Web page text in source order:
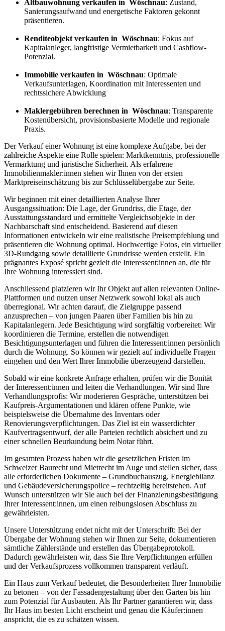
Altbauwohnung verkaufen in Wöschnau: Zustand,
Sanierungsaufwand und energetische Faktoren gekonnt
präsentieren.
Renditeobjekt verkaufen in Wöschnau: Fokus auf
Kapitalanleger, langfristige Vermietbarkeit und Cashflow-
Potenzial.
Immobilie verkaufen in Wöschnau: Optimale
Verkaufsunterlagen, Koordination mit Interessenten und
rechtssichere Abwicklung
Maklergebühren berechnen in Wöschnau: Transparente
Kostenübersicht, provisionsbasierte Modelle und regionale
Praxis.
Der Verkauf einer Wohnung ist eine komplexe Aufgabe, bei der
zahlreiche Aspekte eine Rolle spielen: Marktkenntnis, professionelle
Vermarktung und juristische Sicherheit. Als erfahrene
Immobilienmakler:innen stehen wir Ihnen von der ersten
Marktpreiseinschätzung bis zur Schlüsselübergabe zur Seite.
Wir beginnen mit einer detaillierten Analyse Ihrer
Ausgangssituation: Die Lage, der Grundriss, die Etage, der
Ausstattungsstandard und ermittelte Vergleichsobjekte in der
Nachbarschaft sind entscheidend. Basierend auf diesen
Informationen entwickeln wir eine realistische Preisempfehlung und
präsentieren die Wohnung optimal. Hochwertige Fotos, ein virtueller
3D-Rundgang sowie detaillierte Grundrisse werden erstellt. Ein
prägnantes Exposé spricht gezielt die Interessent:innen an, die für
Ihre Wohnung interessiert sind.
Anschliessend platzieren wir Ihr Objekt auf allen relevanten Online-
Plattformen und nutzen unser Netzwerk sowohl lokal als auch
überregional. Wir achten darauf, die Zielgruppe passend
anzusprechen – von jungen Paaren über Familien bis hin zu
Kapitalanlegern. Jede Besichtigung wird sorgfältig vorbereitet: Wir
koordinieren die Termine, erstellen die notwendigen
Besichtigungsunterlagen und führen die Interessent:innen persönlich
durch die Wohnung. So können wir gezielt auf individuelle Fragen
eingehen und den Wert Ihrer Immobilie überzeugend darstellen.
Sobald wir eine konkrete Anfrage erhalten, prüfen wir die Bonität
der Interessent:innen und leiten die Verhandlungen. Wir sind Ihre
Verhandlungsprofis: Wir moderieren Gespräche, unterstützen bei
Kaufpreis-Argumentationen und klären offene Punkte, wie
beispielsweise die Übernahme des Inventars oder
Renovierungsverpflichtungen. Das Ziel ist ein wasserdichter
Kaufvertragsentwurf, der alle Parteien rechtlich absichert und zu
einer schnellen Beurkundung beim Notar führt.
Im gesamten Prozess haben wir die gesetzlichen Fristen im
Schweizer Baurecht und Mietrecht im Auge und stellen sicher, dass
alle erforderlichen Dokumente – Grundbuchauszug, Energiebilanz
und Gebäudeversicherungspolice – rechtzeitig bereitstehen. Auf
Wunsch unterstützen wir Sie auch bei der Finanzierungsbestätigung
Ihrer Interessent:innen, um einen reibungslosen Abschluss zu
gewährleisten.
Unsere Unterstützung endet nicht mit der Unterschrift: Bei der
Übergabe der Wohnung stehen wir Ihnen zur Seite, dokumentieren
sämtliche Zählerstände und erstellen das Übergabeprotokoll.
Dadurch gewährleisten wir, dass Sie Ihre Verpflichtungen erfüllen
und der Verkaufsprozess vollkommen transparent verläuft.
Ein Haus zum Verkauf bedeutet, die Besonderheiten Ihrer Immobilie
zu betonen – von der Fassadengestaltung über den Garten bis hin
zum Potenzial für Ausbauten. Als Ihr Partner garantieren wir, dass
Ihr Haus im besten Licht erscheint und genau die Käufer:innen
anspricht, die es zu schätzen wissen.